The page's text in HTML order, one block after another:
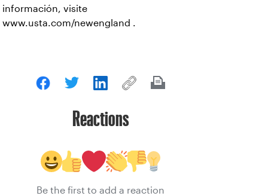
información, visite
www.usta.com/newengland .
Reactions
Be the first to add a reaction